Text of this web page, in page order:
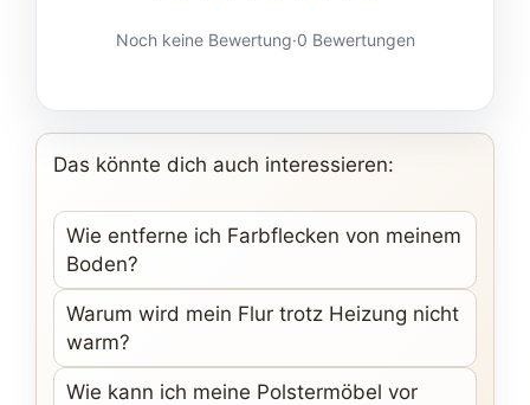
Noch keine Bewertung·0 Bewertungen
Das könnte dich auch interessieren:
Wie entferne ich Farbflecken von meinem
Boden?
Warum wird mein Flur trotz Heizung nicht
warm?
Wie kann ich meine Polstermöbel vor